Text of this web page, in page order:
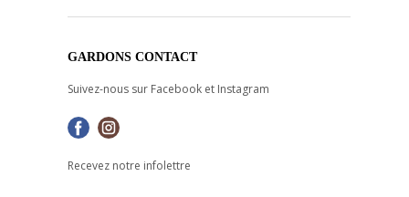
GARDONS CONTACT
Suivez-nous sur Facebook et Instagram
Recevez notre infolettre